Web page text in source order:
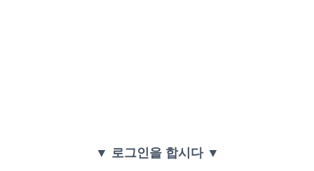
▼ 로그인을 합시다 ▼